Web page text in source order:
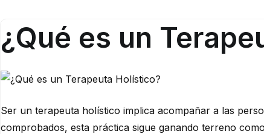
¿Qué es un
Ser un terapeuta holístico implica acompañar a las
comprobados, esta práctica sigue ganando terreno